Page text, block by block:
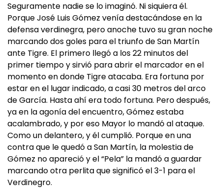
Seguramente nadie se lo imaginó. Ni siquiera él.
Porque José Luis Gómez venía destacándose en la
defensa verdinegra, pero anoche tuvo su gran noche
marcando dos goles para el triunfo de San Martín
ante Tigre. El primero llegó a los 22 minutos del
primer tiempo y sirvió para abrir el marcador en el
momento en donde Tigre atacaba. Era fortuna por
estar en el lugar indicado, a casi 30 metros del arco
de García. Hasta ahí era todo fortuna. Pero después,
ya en la agonía del encuentro, Gómez estaba
acalambrado, y por eso Mayor lo mandó al ataque.
Como un delantero, y él cumplió. Porque en una
contra que le quedó a San Martín, la molestia de
Gómez no apareció y el “Pela” la mandó a guardar
marcando otra perlita que significó el 3-1 para el
Verdinegro.